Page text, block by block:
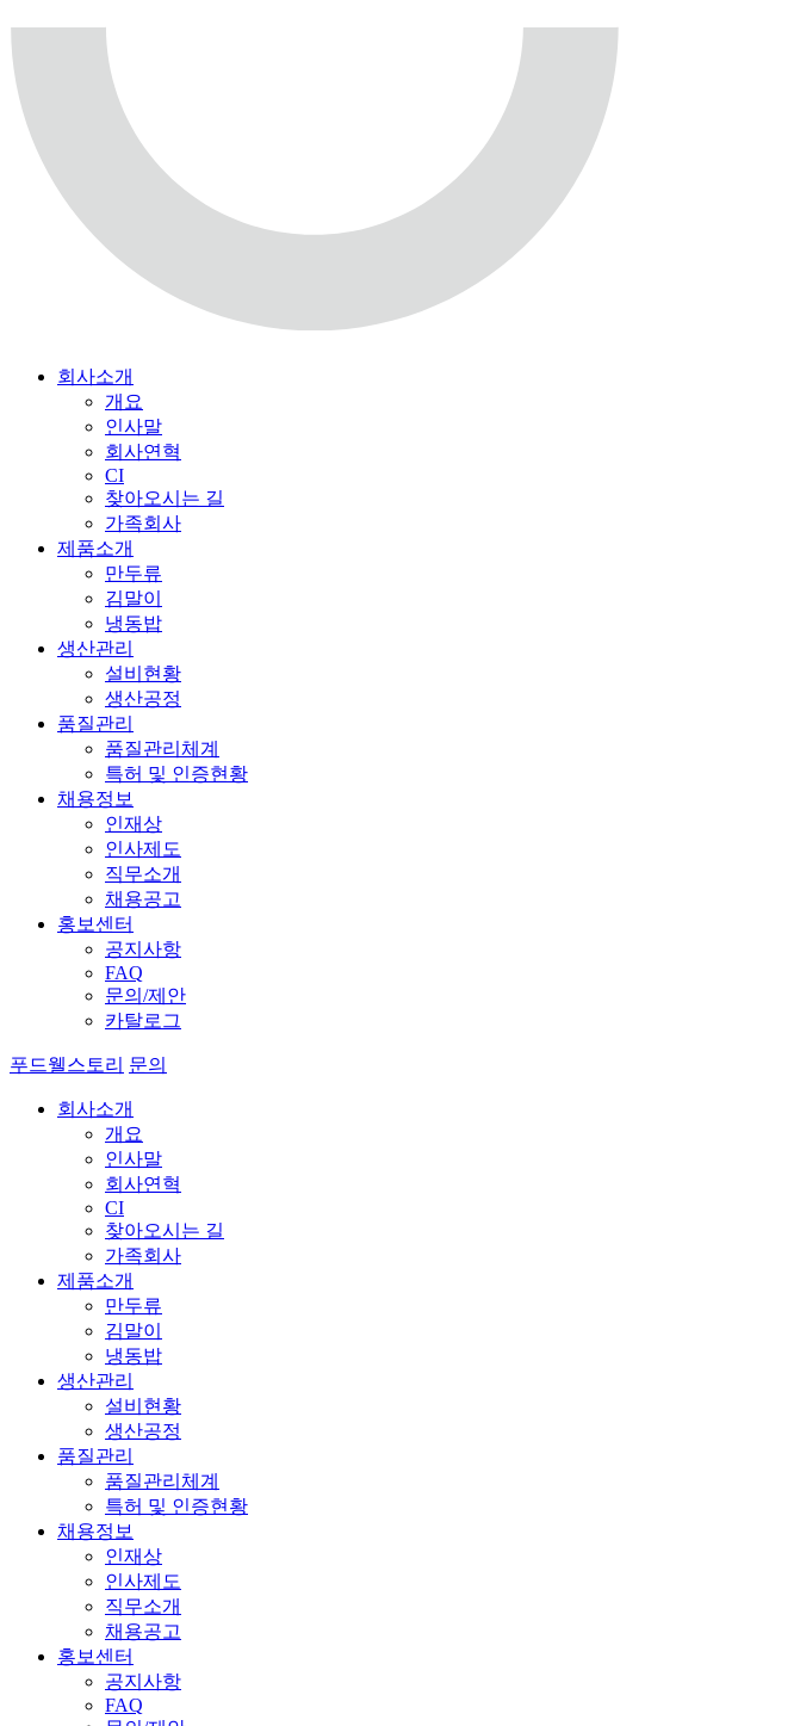
회사소개
개요
인사말
회사연혁
CI
찾아오시는 길
가족회사
제품소개
만두류
김말이
냉동밥
생산관리
설비현황
생산공정
품질관리
품질관리체계
특허 및 인증현황
채용정보
인재상
인사제도
직무소개
채용공고
홍보센터
공지사항
FAQ
문의/제안
카탈로그
푸드웰스토리 문의
회사소개
개요
인사말
회사연혁
CI
찾아오시는 길
가족회사
제품소개
만두류
김말이
냉동밥
생산관리
설비현황
생산공정
품질관리
품질관리체계
특허 및 인증현황
채용정보
인재상
인사제도
직무소개
채용공고
홍보센터
공지사항
FAQ